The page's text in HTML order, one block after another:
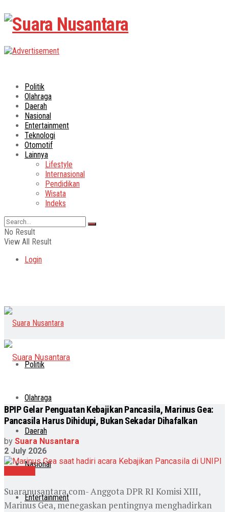
Politik
Olahraga
Daerah
Nasional
Entertainment
Teknologi
Otomotif
Lainnya
Lifestyle
Internasional
Pendidikan
Wisata
Indeks
No Result
View All Result
Login
Politik
Olahraga
Daerah
Nasional
Entertainment
BPIP Gelar Penguatan Kebajikan Pancasila, Marinus Gea:
Pancasila Harus Dihidupi, Bukan Sekadar Dihafalkan
by Suara Nusantara
2 July 2026
Suaranusantara.com- Anggota DPR RI Komisi XIII,
Marinus Gea, menegaskan pentingnya menghadirkan